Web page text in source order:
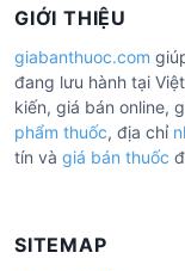
GIỚI THIỆU
giabanthuoc.com
đang lưu hành tại
kiến, giá bán online,
phẩm thuốc, địa chỉ
tín và giá bán thuốc
SITEMAP